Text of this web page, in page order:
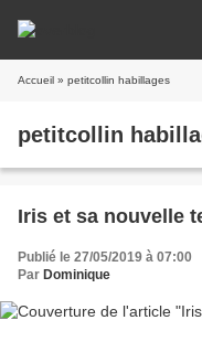
Accueil » petitcollin habillages
petitcollin
Iris et sa nouvelle
Publié le 27/05/2019 à 07:00
Par Dominique